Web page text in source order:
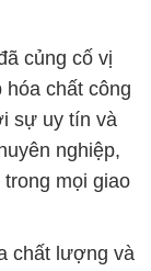
nghiệp,
mọi giao
chất lượng và
định của
tôi không chỉ
phụ thuộc